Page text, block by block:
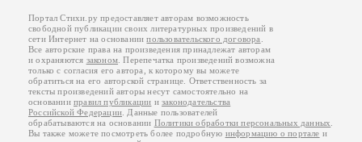
Портал Стихи.ру предоставляет авторам возможность
свободной публикации своих литературных произведений в
сети Интернет на основаниипользовательского договора
Все авторские права на произведения принадлежат авторам
и охраняются законом . Перепечатка произведений возможна
только с согласия его автора, к которому вы можете
обратиться на его авторской странице. Ответственность за
тексты произведений авторы несут самостоятельно на
основанииправил публикации изаконодательства
Российской Федерации . Данные пользователей
обрабатываются на основании Политики обработки персональных данных
Вы также можете посмотреть более подробную информацию о портале и